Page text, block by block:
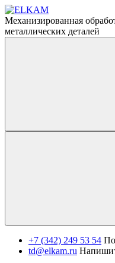
Механизированная
металлических деталей
+7 (342) 249 53 54
td@elkam.ru